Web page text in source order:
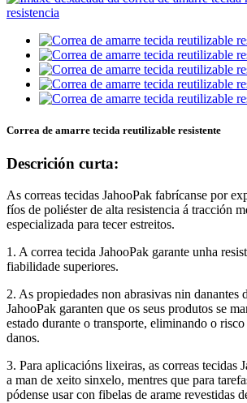
Correa de amarre tecida reutilizable resistente
Descrición curta:
As correas tecidas JahooPak fabrícanse por
fíos de poliéster de alta resistencia á tracción
especializada para tecer estreitos.
1. A correa tecida JahooPak garante unha
fiabilidade superiores.
2. As propiedades non abrasivas nin danantes
JahooPak garanten que os seus produtos se
estado durante o transporte, eliminando o
danos.
3. Para aplicacións lixeiras, as correas tecidas
a man de xeito sinxelo, mentres que para
pódense usar con fibelas de arame revestidas